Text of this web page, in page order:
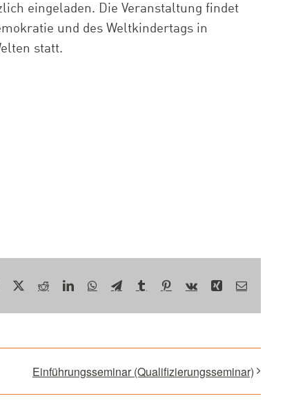
eingeladen. Die Veranstaltung findet
und des Weltkindertags in
statt.
Facebook RedditLinkedInWhatsApp
TelegramTumblr Pinterest
Vk Xing E-
Einführungsseminar (Qualifizierungsseminar)